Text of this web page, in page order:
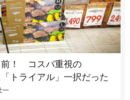
前！ コスパ重視の
「トライアル」一択だった
一